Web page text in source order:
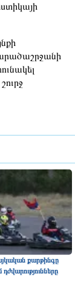
քարթինգը